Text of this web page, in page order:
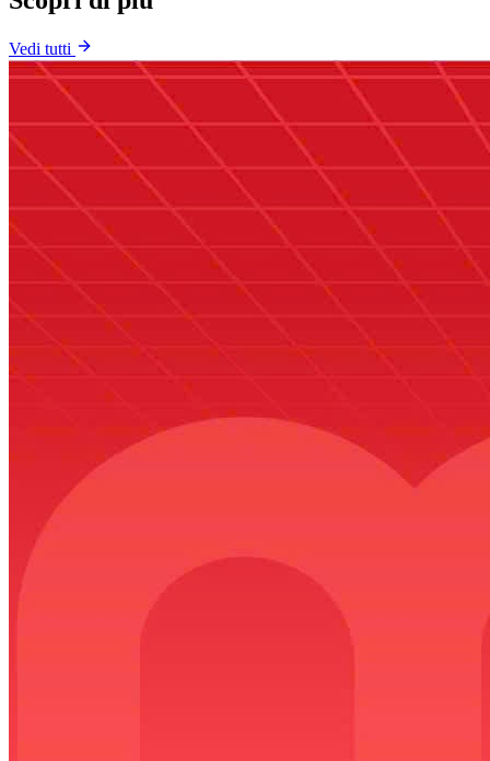
Vedi tutti